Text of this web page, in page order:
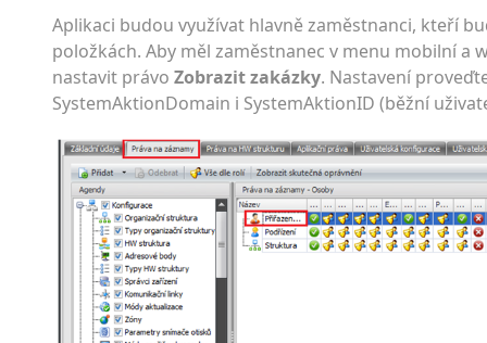
Aplikaci budou využívat hlavně zaměstnanci, kteří
položkách. Aby měl zaměstnanec v menu mobilní a
nastavit právo Zobrazit zakázky. Nastavení
SystemAktionDomain i SystemAktionID (běžní